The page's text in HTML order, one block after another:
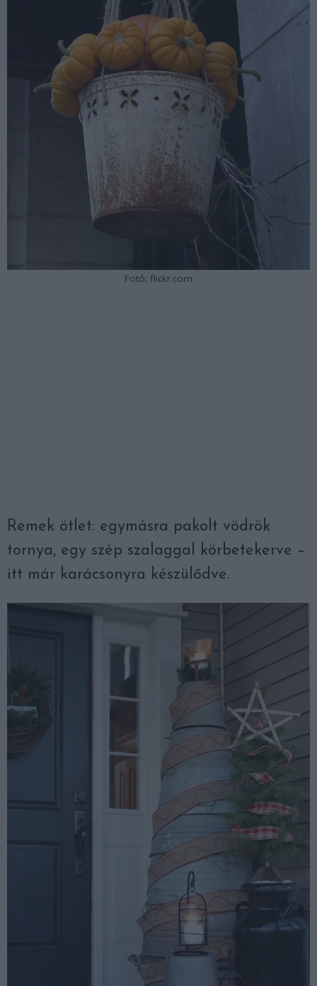
Fotó: flickr.com
Remek ötlet: egymásra pakolt vödrök
tornya, egy szép szalaggal körbetekerve –
itt már karácsonyra készülődve.